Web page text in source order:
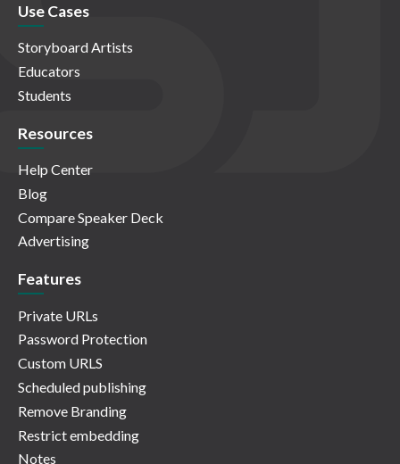
Use Cases
Storyboard Artists
Educators
Students
Resources
Help Center
Blog
Compare Speaker Deck
Advertising
Features
Private URLs
Password Protection
Custom URLS
Scheduled publishing
Remove Branding
Restrict embedding
Notes